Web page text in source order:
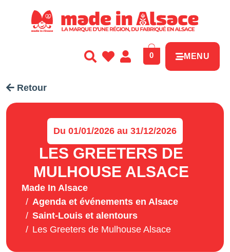
0 MENU
Retour
Du 01/01/2026 au 31/12/2026
LES GREETERS DE
MULHOUSE ALSACE
Made In Alsace
Agenda et événements en Alsace
Saint-Louis et alentours
Les Greeters de Mulhouse Alsace